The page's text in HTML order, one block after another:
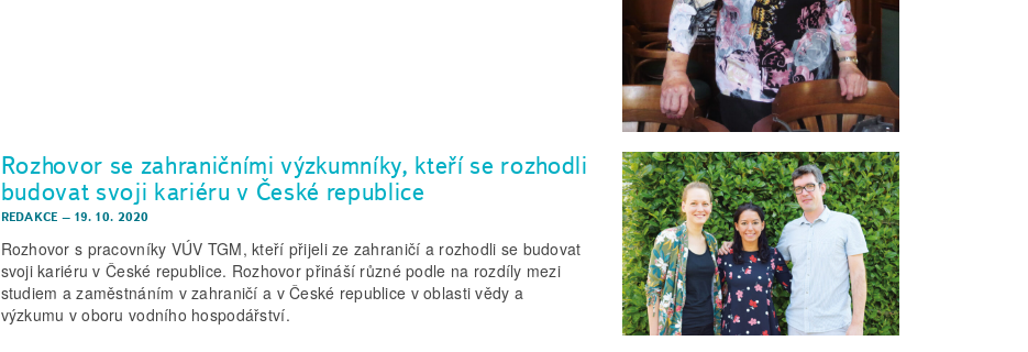
Rozhovor se zahraničními výzkumníky, kteří se rozhodli
budovat svoji kariéru v České republice
REDAKCE – 19. 10. 2020
Rozhovor s pracovníky VÚV TGM, kteří přijeli ze zahraničí a rozhodli se budovat
svoji kariéru v České republice. Rozhovor přináší různé podle na rozdíly mezi
studiem a zaměstnáním v zahraničí a v České republice v oblasti vědy a
výzkumu v oboru vodního hospodářství.